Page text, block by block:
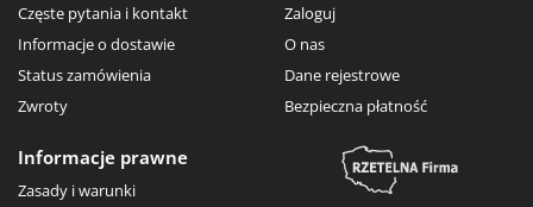
Częste pytania i kontakt
Informacje o dostawie
Status zamówienia
Zwroty
Zaloguj
O nas
Dane rejestrowe
Bezpieczna płatność
Informacje prawne
Zasady i warunki